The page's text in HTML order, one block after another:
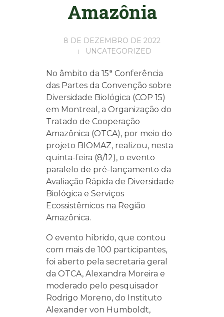
Amazônia
8 DE DEZEMBRO DE 2022
UNCATEGORIZED
No âmbito da 15ª Conferência
das Partes da Convenção sobre
Diversidade Biológica (COP 15)
em Montreal, a Organização do
Tratado de Cooperação
Amazônica (OTCA), por meio do
projeto BIOMAZ, realizou, nesta
quinta-feira (8/12), o evento
paralelo de pré-lançamento da
Avaliação Rápida de Diversidade
Biológica e Serviços
Ecossistêmicos na Região
Amazônica.
O evento híbrido, que contou
com mais de 100 participantes,
foi aberto pela secretaria geral
da OTCA, Alexandra Moreira e
moderado pelo pesquisador
Rodrigo Moreno, do Instituto
Alexander von Humboldt,